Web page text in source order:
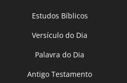
Estudos Bíblicos
Versículo do Dia
Palavra do Dia
Antigo Testamento